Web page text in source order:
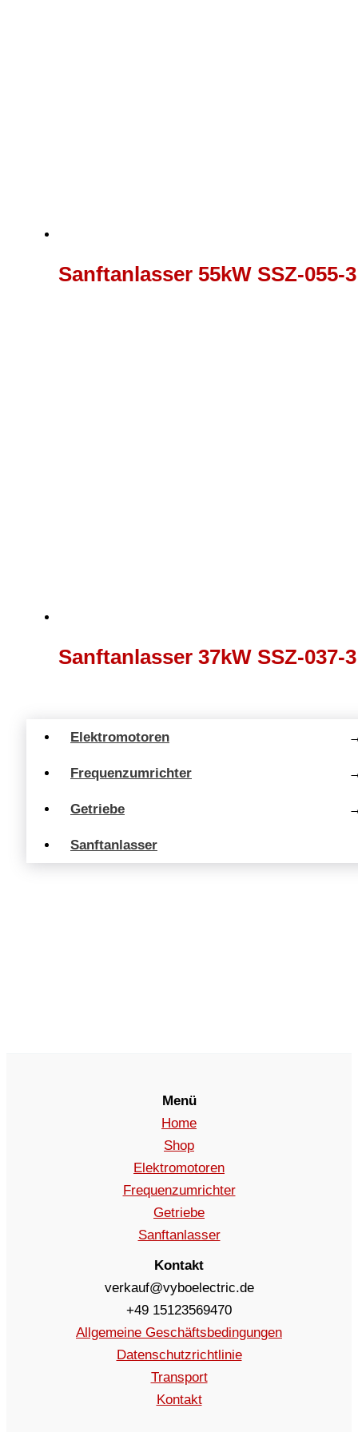
Elektromotoren
Frequenzumrichter
Getriebe
Sanftanlasser
Sanftanlasser 55kW SSZ-055-3
Sanftanlasser 37kW SSZ-037-3
Menü
Home
Shop
Elektromotoren
Frequenzumrichter
Getriebe
Sanftanlasser
Kontakt
verkauf@vyboelectric.de
+49 15123569470
Allgemeine Geschäftsbedingungen
Datenschutzrichtlinie
Transport
Kontakt